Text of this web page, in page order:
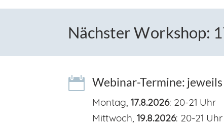
Nächster Workshop:
 Webinar-Termine:
Montag, 17.8.2026: 20-21 Uhr
Mittwoch, 19.8.2026: 20-21 Uhr